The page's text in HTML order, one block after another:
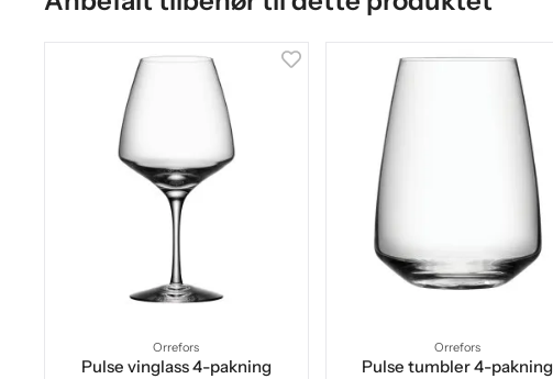
Orrefors
Pulse vinglass 4-pakning
Orrefors
Pulse tumbler 4-pakning